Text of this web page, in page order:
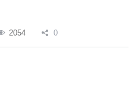
2054 0